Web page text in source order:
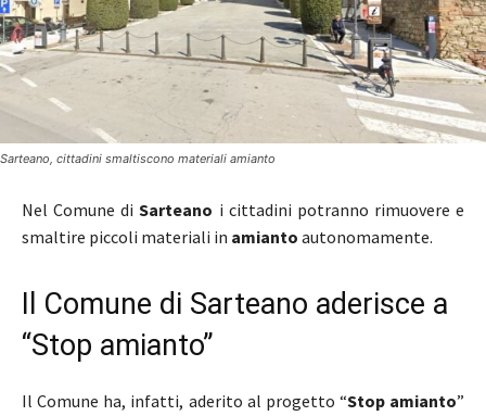
Sarteano, cittadini smaltiscono materiali amianto
Nel Comune diSarteano i cittadini potranno rimuovere e
smaltire piccoli materiali in amianto autonomamente.
Il Comune di Sarteano aderisce a
“Stop amianto”
Il Comune ha, infatti, aderito al progetto “Stop amianto”